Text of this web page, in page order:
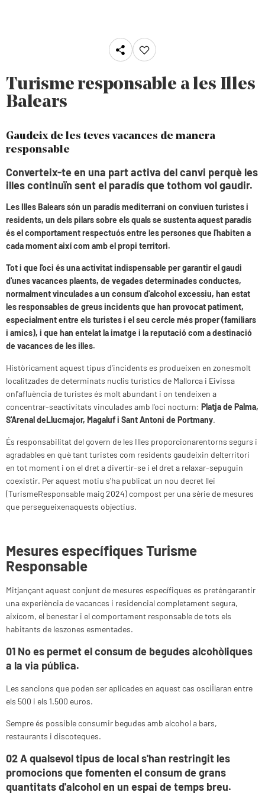
Turisme responsable a les Illes
Balears
Gaudeix de les teves vacances de manera
responsable
Converteix-te en una part activa del canvi perquè les
illes continuïn sent el paradís que tothom vol gaudir.
Les Illes Balears són un paradís mediterrani on conviuen turistes i
residents, un dels pilars sobre els quals se sustenta aquest paradís
és el comportament respectuós entre les persones que l'habiten a
cada moment així com amb el propi territori.
Tot i que l'oci és una activitat indispensable per garantir el gaudi
d'unes vacances plaents, de vegades determinades conductes,
normalment vinculades a un consum d'alcohol excessiu, han estat
les responsables de greus incidents que han provocat patiment,
especialment entre els turistes i el seu cercle més proper (familiars
i amics), i que han entelat la imatge i la reputació com a destinació
de vacances de les illes.
Històricament aquest tipus d'incidents es produeixen en zonesmolt
localitzades de determinats nuclis turístics de Mallorca i Eivissa
onl'afluència de turistes és molt abundant i on tendeixen a
concentrar-seactivitats vinculades amb l'oci nocturn: Platja de Palma,
S'Arenal deLlucmajor, Magaluf i Sant Antoni de Portmany.
És responsabilitat del govern de les Illes proporcionarentorns segurs i
agradables en què tant turistes com residents gaudeixin delterritori
en tot moment i on el dret a divertir-se i el dret a relaxar-sepuguin
coexistir. Per aquest motiu s'ha publicat un nou decret llei
(TurismeResponsable maig 2024) compost per una sèrie de mesures
que persegueixenaquests objectius.
Mesures específiques Turisme
Responsable
Mitjançant aquest conjunt de mesures específiques es preténgarantir
una experiència de vacances i residencial completament segura,
aixícom, el benestar i el comportament responsable de tots els
habitants de leszones esmentades.
01 No es permet el consum de begudes alcohòliques
a la via pública.
Les sancions que poden ser aplicades en aquest cas oscil·laran entre
els 500 i els 1.500 euros.
Sempre és possible consumir begudes amb alcohol a bars,
restaurants i discoteques.
02 Aqualsevol tipus de local s'han restringit les
promocions que fomenten el consum de grans
quantitats d'alcohol en un espai de temps breu.